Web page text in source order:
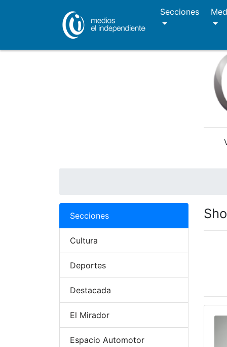
Secciones
Secciones
Cultura
Deportes
Destacada
El Mirador
Espacio Automotor